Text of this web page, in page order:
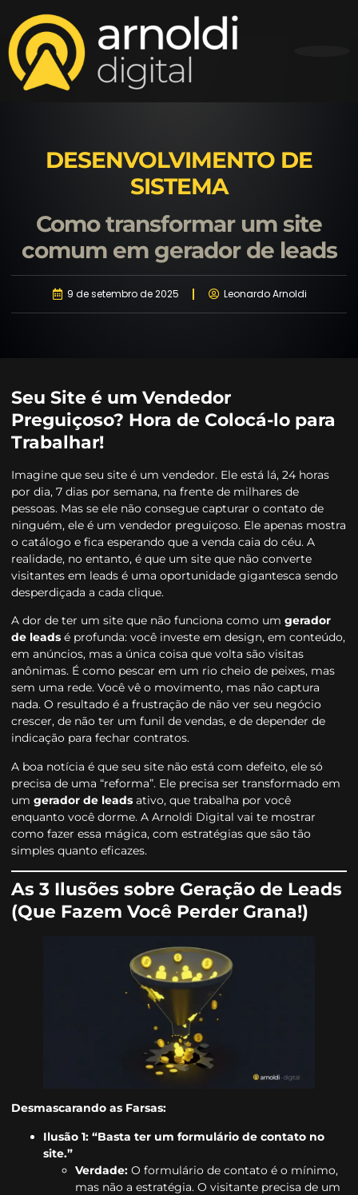
DESENVOLVIMENTO DE
SISTEMA
Como transformar um site
comum em gerador de leads
9 de setembro de 2025 Leonardo Arnoldi
Seu Site é um Vendedor
Preguiçoso? Hora de Colocá-lo para
Trabalhar!
Imagine que seu site é um vendedor. Ele está lá, 24 horas
por dia, 7 dias por semana, na frente de milhares de
pessoas. Mas se ele não consegue capturar o contato de
ninguém, ele é um vendedor preguiçoso. Ele apenas mostra
o catálogo e fica esperando que a venda caia do céu. A
realidade, no entanto, é que um site que não converte
visitantes em leads é uma oportunidade gigantesca sendo
desperdiçada a cada clique.
A dor de ter um site que não funciona como um gerador
de leads é profunda: você investe em design, em conteúdo,
em anúncios, mas a única coisa que volta são visitas
anônimas. É como pescar em um rio cheio de peixes, mas
sem uma rede. Você vê o movimento, mas não captura
nada. O resultado é a frustração de não ver seu negócio
crescer, de não ter um funil de vendas, e de depender de
indicação para fechar contratos.
A boa notícia é que seu site não está com defeito, ele só
precisa de uma “reforma”. Ele precisa ser transformado em
um gerador de leads ativo, que trabalha por você
enquanto você dorme. A Arnoldi Digital vai te mostrar
como fazer essa mágica, com estratégias que são tão
simples quanto eficazes.
As 3 Ilusões sobre Geração de Leads
(Que Fazem Você Perder Grana!)
Desmascarando as Farsas:
Ilusão 1: “Basta ter um formulário de contato no
site.”
Verdade: O formulário de contato é o mínimo,
mas não a estratégia. O visitante precisa de um